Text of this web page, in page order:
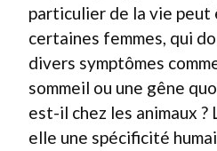
particulier de la vie
certaines femmes, qui
divers symptômes
sommeil ou une gêne
est-il chez les animaux ?
elle une spécificité